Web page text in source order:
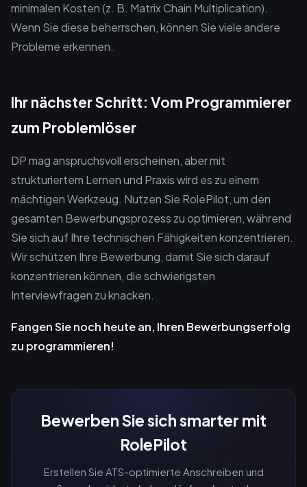
minimalen Kosten (z. B. Matrix Chain Multiplication).
Wenn Sie diese beherrschen, können Sie viele andere
Probleme erkennen.
Ihr nächster Schritt: Vom Programmierer
zum Problemlöser
DP mag anspruchsvoll erscheinen, aber mit
strukturiertem Lernen und Praxis wird es zu einem
mächtigen Werkzeug. Nutzen Sie RolePilot, um den
gesamten Bewerbungsprozess zu optimieren, während
Sie sich auf Ihre technischen Fähigkeiten konzentrieren.
Wir schützen Ihre Bewerbung, damit Sie sich darauf
konzentrieren können, die schwierigsten
Interviewfragen zu knacken.
Fangen Sie noch heute an, Ihren Bewerbungserfolg
zu programmieren!
Bewerben Sie sich smarter mit
RolePilot
Erstellen Sie ATS-optimierte Anschreiben und